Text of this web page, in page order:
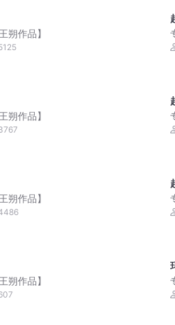
朔作品】
朔作品】
朔作品】
朔作品】